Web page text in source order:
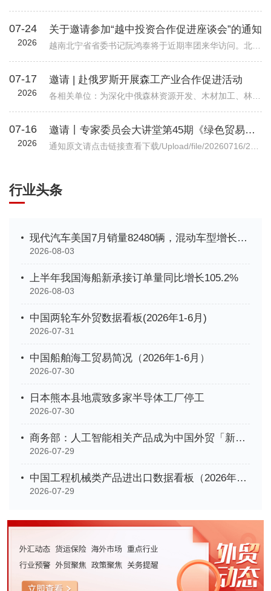
07-24
2026
关于邀请参加“越中投资合作促进座谈会”的通知
07-17
2026
邀请 | 赴俄罗斯开展森工产业合作促进活动
07-16
2026
邀请丨专家委员会大讲堂第45期《绿色贸易时代下的企业碳管理升级路径—从合规到竞争力》公益讲座
行业头条
现代汽车美国7月销量82480辆，混动车型增长35%创新高
2026-08-03
上半年我国海船新承接订单量同比增长105.2%
2026-08-03
中国两轮车外贸数据看板(2026年1-6月)
2026-07-31
中国船舶海工贸易简况（2026年1-6月）
2026-07-30
日本熊本县地震致多家半导体工厂停工
2026-07-30
商务部：人工智能相关产品成为中国外贸「新名片」
2026-07-29
中国工程机械类产品进出口数据看板（2026年1-6月）
2026-07-29